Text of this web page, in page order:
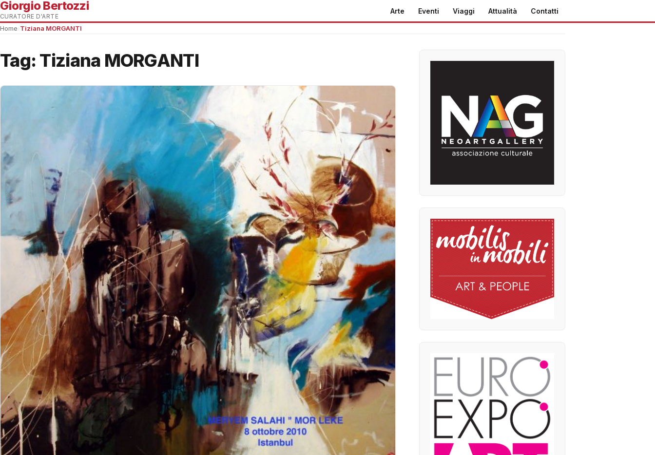
Giorgio Bertozzi
CURATORE D'ARTE
Arte Eventi Viaggi Attualità Contatti
Home Tiziana MORGANTI
Tag: Tiziana MORGANTI